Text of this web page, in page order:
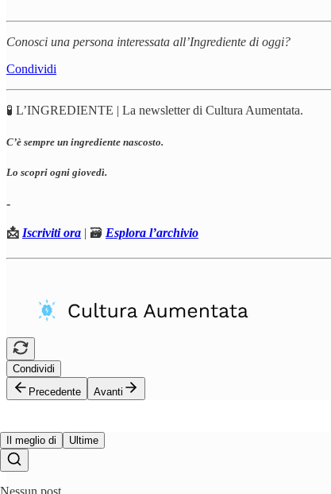
Conosci una persona interessata all’Ingrediente di oggi?
Condividi
🧪 L’INGREDIENTE | La newsletter di Cultura Aumentata.
C’è sempre un ingrediente nascosto.
Lo scopri ogni giovedì.
-
📩 Iscriviti ora | 🗃️ Esplora l’archivio
Condividi
Precedente
Avanti
Il meglio di Ultime
Nessun post